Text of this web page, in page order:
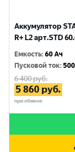
Аккумулятор
R+ L2 арт.STD
Емкость:60 Ач
Пусковой ток:
6 400руб.
5 860 руб.
при обмене